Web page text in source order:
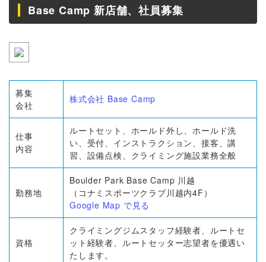
Base Camp 新店舗、社員募集
募集
会社
株式会社 Base Camp
仕事
内容
ルートセット、ホールド外し、ホールド洗
い、受付、インストラクション、接客、講
習、設備点検、クライミング施設業務全般
勤務地
Boulder Park Base Camp 川越
（コナミスポーツクラブ川越内4F）
Google Map で見る
資格
クライミングジムスタッフ経験者、ルートセ
ット経験者、ルートセッター志望者を優遇い
たします。